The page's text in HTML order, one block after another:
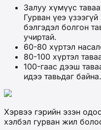
Залуу хүмүүс
Гурван үеэ
бэлгэдэл болгон
учиртай.
60-80 хүртэл
80-100 хүртэл
100-гаас дээш
идээ тавьдаг байна.
Хэрвээ гэрийн эзэн
хэлбэл гурван жил